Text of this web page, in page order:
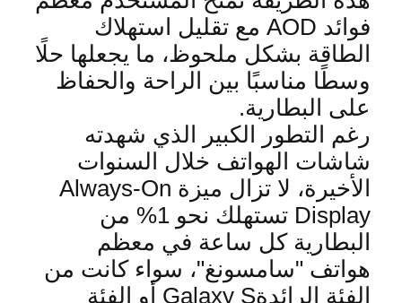
فوائد
مع تقليل استهلاك
الطاقة بشكل ملحوظ، ما يجعلها حلًا
وسطًا مناسبًا بين الراحة والحفاظ
على البطارية.
رغم التطور الكبير الذي شهدته
شاشات الهواتف خلال السنوات
الأخيرة، لا تزال ميزة Always-On
Display تستهل
ك نحو 1% من
البطارية كل ساعة في معظم
هواتف "سامسونغ"، سواء كانت من
الفئة الرائدةGalaxy S
أو الفئة